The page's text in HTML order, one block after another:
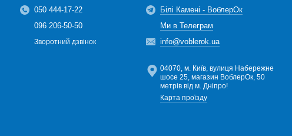
050 444-17-22
096 206-50-50
Зворотний дзвінок
Білі Камені - ВоблерОк
Ми в Телеграм
info@voblerok.ua
04070, м. Київ, вулиця Набережне
шосе 25, магазин ВоблерОк, 50
метрів від м. Дніпро!
Карта проїзду